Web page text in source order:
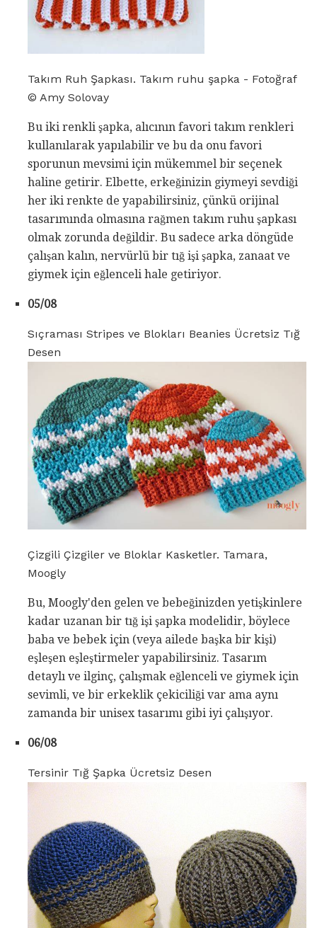
Takım Ruh Şapkası. Takım ruhu şapka - Fotoğraf
© Amy Solovay
Bu iki renkli şapka, alıcının favori takım renkleri
kullanılarak yapılabilir ve bu da onu favori
sporunun mevsimi için mükemmel bir seçenek
haline getirir. Elbette, erkeğinizin giymeyi sevdiği
her iki renkte de yapabilirsiniz, çünkü orijinal
tasarımında olmasına rağmen takım ruhu şapkası
olmak zorunda değildir. Bu sadece arka döngüde
çalışan kalın, nervürlü bir tığ işi şapka, zanaat ve
giymek için eğlenceli hale getiriyor.
05/08
Sıçraması Stripes ve Blokları Beanies Ücretsiz Tığ
Desen
Çizgili Çizgiler ve Bloklar Kasketler. Tamara,
Moogly
Bu, Moogly'den gelen ve bebeğinizden yetişkinlere
kadar uzanan bir tığ işi şapka modelidir, böylece
baba ve bebek için (veya ailede başka bir kişi)
eşleşen eşleştirmeler yapabilirsiniz. Tasarım
detaylı ve ilginç, çalışmak eğlenceli ve giymek için
sevimli, ve bir erkeklik çekiciliği var ama aynı
zamanda bir unisex tasarımı gibi iyi çalışıyor.
06/08
Tersinir Tığ Şapka Ücretsiz Desen